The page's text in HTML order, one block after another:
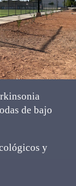
de bajo
y